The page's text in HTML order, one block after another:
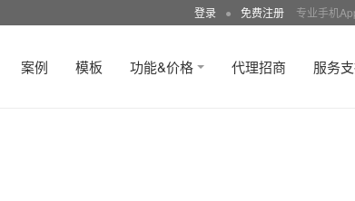
登录 ● 免费注册 专业手机
案例 模板 功能&价格 代理招商 服务